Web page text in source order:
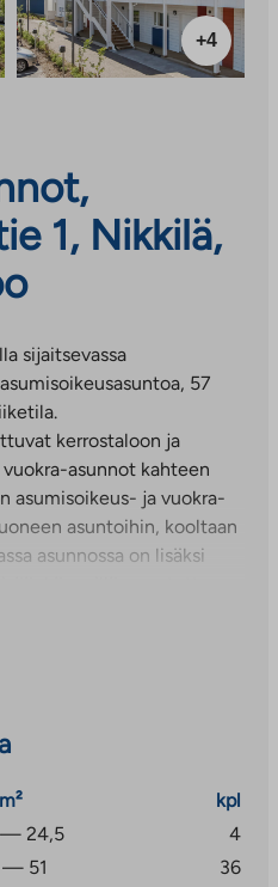
+4
1, Nikkilä,
sijaitsevassa
57
kerrostaloon ja
asunnot kahteen
asumisoikeus- ja vuokra-
asuntoihin, kooltaan
asunnossa on lisäksi
joka soveltuu hyvin
sekä talopesula ja
on kolme
piharakennuksen
sijoitettu piha-alueelle.
m²
kpl
— 24,5
4
— 51
36